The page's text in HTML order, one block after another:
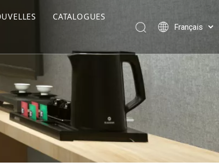
DU NORD
DU SUD
CATALOGUES
Français
Español
Pусский
English